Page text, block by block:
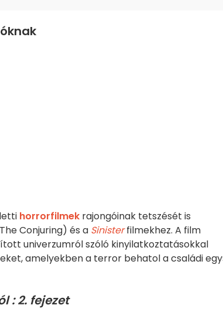
horrorfilmek rajongóinak tetszését is
Conjuring) és a Sinisterfilmekhez. A film
univerzumról szóló kinyilatkoztatásokkal
amelyekben a terror behatol a családi
: 2. fejezet